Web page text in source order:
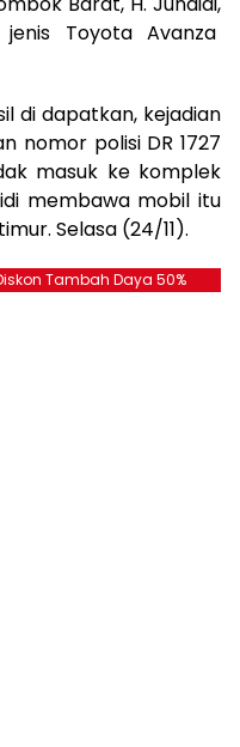
Toyota Avanza
di dapatkan, kejadian
nomor polisi DR 1727
masuk ke komplek
membawa mobil itu
Selasa (24/11).
Tambah Daya 50%